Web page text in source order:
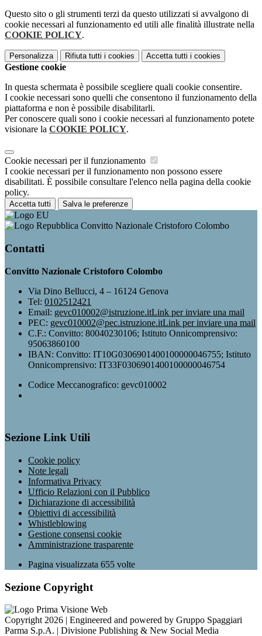
Questo sito o gli strumenti terzi da questo utilizzati si avvalgono di
cookie necessari al funzionamento ed utili alle finalità illustrate nella
COOKIE POLICY.
Personalizza Rifiuta tutti i cookies Accetta tutti i cookies
Gestione cookie
In questa schermata è possibile scegliere quali cookie consentire.
I cookie necessari sono quelli che consentono il funzionamento della
piattaforma e non è possibile disabilitarli.
Per conoscere quali sono i cookie necessari al funzionamento potete
visionare la COOKIE POLICY.
Cookie necessari per il funzionamento
I cookie necessari per il funzionamento non possono essere
disabilitati. È possibile consultare l'elenco nella pagina della cookie
policy.
Accetta tutti Salva le preferenze
Convitto Nazionale Cristoforo Colombo
Contatti
Convitto Nazionale Cristoforo Colombo
Via Dino Bellucci, 4 – 16124 Genova
Tel: 0102512421
Email: gevc010002@istruzione.itLink per inviare una mail
PEC: gevc010002@pec.istruzione.itLink per inviare una mail
C.F.: Convitto: 80040230106; Istituto Onnicomprensivo:
95063860100
IBAN: Convitto: IT10G0306901400100000046755; Istituto
Onnicomprensivo: IT33F0306901400100000046754
Codice Meccanografico: gevc010002
Sezione Link Utili
Cookie policy
Note legali
Informativa Privacy
Ufficio Relazioni con il Pubblico
Dichiarazione di accessibilità
Obiettivi di accessibilità
Whistleblowing
Gestione consensi cookie
Amministrazione trasparente
Pagina visualizzata 655 volte
Sezione Copyright
Copyright 2026 | Engineered and powered by Gruppo Spaggiari
Parma S.p.A. | Divisione Publishing & New Social Media